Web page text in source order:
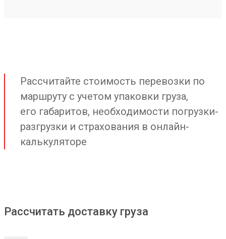
Рассчитайте стоимость перевозки по
маршруту с учетом упаковки груза,
его габаритов, необходимости погрузки-
разгрузки и страхования в онлайн-
калькуляторе
Рассчитать доставку груза